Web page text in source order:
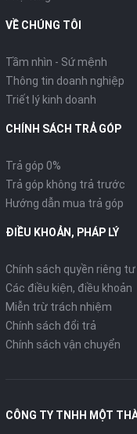
năng vận hành mạnh
thiện môi trường.
TIỆN ÍCH & AN TOÀN
Hệ thống chống bó
VỀ CHÚNG TÔI
Tầm nhìn - Sứ mệnh
Thông tin doanh nghiệp
Triết lý kinh doanh
CHÍNH SÁCH TRẢ GÓP
Trả góp 0%
Trả góp không trả trước
Hướng dẫn mua trả góp
ĐIỀU KHOẢN, PHÁP LÝ
Chính sách quyền riêng tư
Các điều kiện, điều khoản
Miễn trừ trách nhiệm
Chính sách đổi trả
Chính sách vận chuyển
CÔNG TY TNHH MỘT